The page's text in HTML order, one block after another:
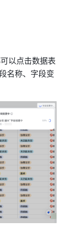
以点击数据表
名称、字段变